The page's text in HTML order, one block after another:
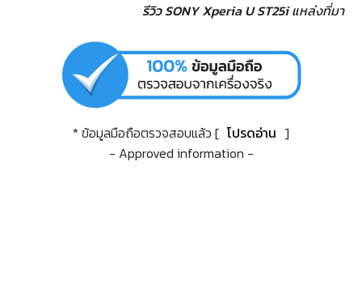
รีวิว SONY Xperia U ST25i แหล่งที่มา
* ข้อมูลมือถือตรวจสอบแล้ว [ โปรดอ่าน ]
- Approved information -